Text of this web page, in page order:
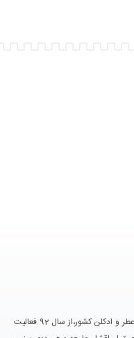
تکین مد یکی از بزرگ‌ترین فروشگاه‌های اینترنتی عطر و ادکلن کشور،از سال 92 فعالیت